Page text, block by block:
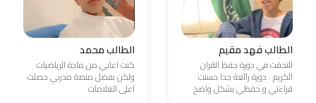
الطالب فهد مقيم
التحقت في دورة حفظ القران
الكريم . دورة رائعة جدا حسنت
قراءتي و حفظي بشكل واضح
الطالب محمد
كنت اعاني من مادة الرياضيات
ولكن بفضل منصة مدربي حصلت
اعلى العلامات